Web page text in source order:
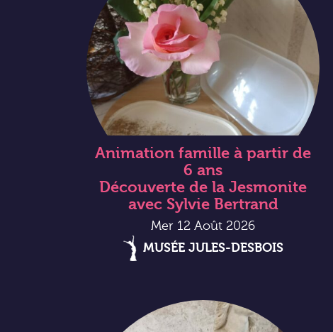
Animation famille à partir de
6 ans
Découverte de la Jesmonite
avec Sylvie Bertrand
Mer 12 Août 2026
MUSÉE JULES-DESBOIS